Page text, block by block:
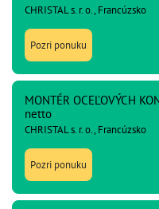
CHRISTAL s. r. o., Francúzsko
Pozri ponuku
MONTÉR OCEĽOVÝCH
netto
CHRISTAL s. r. o., Francúzsko
Pozri ponuku